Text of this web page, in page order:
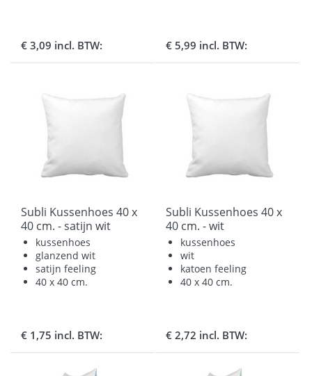
€ 3,09 incl. BTW: € 5,99 incl. BTW:
Subli Kussenhoes 40 x
40 cm. - satijn wit
kussenhoes
glanzend wit
satijn feeling
40 x 40 cm.
€ 1,75 incl. BTW:
Subli Kussenhoes 40 x
40 cm. - wit
kussenhoes
wit
katoen feeling
40 x 40 cm.
€ 2,72 incl. BTW: